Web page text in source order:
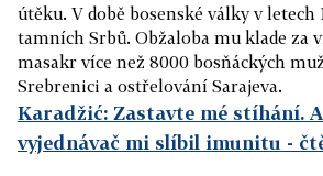
útěku. V době bosenské války v letech
tamních Srbů. Obžaloba mu klade za
masakr více než 8000 bosňáckých
Srebrenici a ostřelování Sarajeva.
Karadžić: Zastavte mé stíhání.
vyjednávač mi slíbil imunitu -